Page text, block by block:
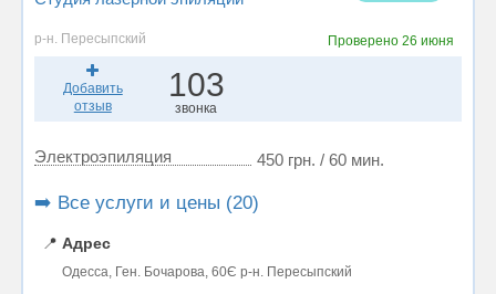
р-н. Пересыпский Проверено 26 июня
Добавить
отзыв
103
звонка
Электроэпиляция 450 грн. / 60 мин.
➡️ Все услуги и цены (20)
📍 Адрес
Одесса, Ген. Бочарова, 60Є р-н. Пересыпский